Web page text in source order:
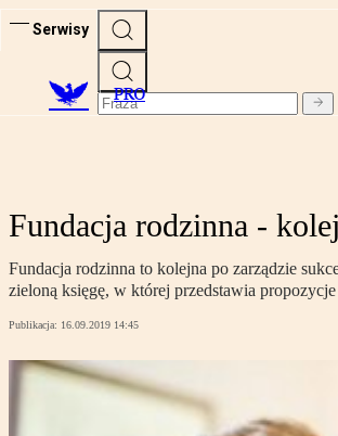
Serwisy
PRO
Fundacja rodzinna -
Fundacja rodzinna to kolejna po zarządzie
zieloną księgę, w której przedstawia
Publikacja: 16.09.2019 14:45